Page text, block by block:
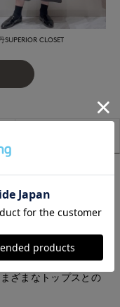
SUPERIOR CLOSET
トレートシルエット
緩やかなボートネッ
ィングのバックシャ
入れたスリットで足
シーンにはもちろ
ざまなトップスとの